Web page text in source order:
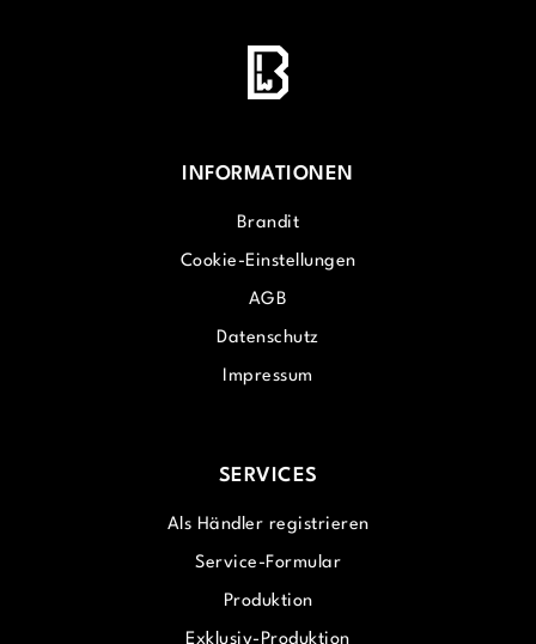
INFORMATIONEN
Brandit
Cookie-Einstellungen
AGB
Datenschutz
Impressum
SERVICES
Als Händler registrieren
Service-Formular
Produktion
Exklusiv-Produktion